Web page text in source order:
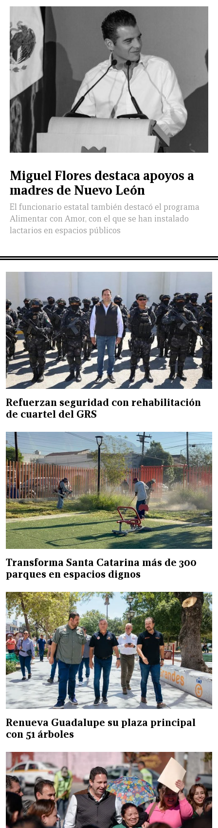
Miguel Flores destaca apoyos a
madres de Nuevo León
El funcionario estatal también destacó el programa
Alimentar con Amor, con el que se han instalado
lactarios en espacios públicos
Refuerzan seguridad con rehabilitación
de cuartel del GRS
Transforma Santa Catarina más de 300
parques en espacios dignos
Renueva Guadalupe su plaza principal
con 51 árboles